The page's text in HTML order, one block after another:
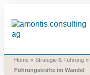
Home » Strategie & Führung »
Führungskräfte im Wandel